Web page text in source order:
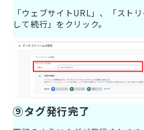
「ウェブサイトURL」、「スト
して続行」をクリック。
⑨タグ発行完了